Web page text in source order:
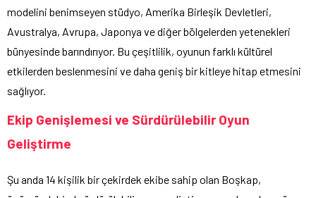
modelini benimseyen stüdyo, Amerika Birleşik Devletleri,
Avustralya, Avrupa, Japonya ve diğer bölgelerden yetenekleri
bünyesinde barındırıyor. Bu çeşitlilik, oyunun farklı kültürel
etkilerden beslenmesini ve daha geniş bir kitleye hitap etmesini
sağlıyor.
Ekip Genişlemesi ve Sürdürülebilir Oyun
Geliştirme
Şu anda 14 kişilik bir çekirdek ekibe sahip olan Boşkap,